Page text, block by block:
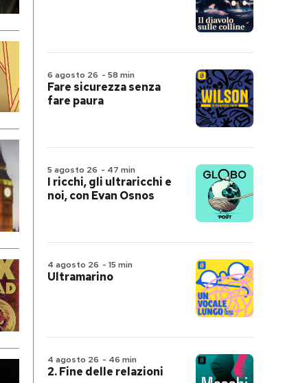
6 agosto 26 - 58 min
Fare sicurezza senza
fare paura
5 agosto 26 - 47 min
I ricchi, gli ultraricchi e
noi, con Evan Osnos
4 agosto 26 - 15 min
Ultramarino
4 agosto 26 - 46 min
2. Fine delle relazioni